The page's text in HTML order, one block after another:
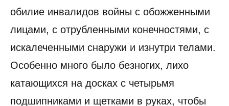
обилие инвалидов войны с обожженными
лицами, с отрубленными конечностями, с
искалеченными снаружи и изнутри телами.
Особенно много было безногих, лихо
катающихся на досках с четырьмя
подшипниками и щетками в руках, чтобы